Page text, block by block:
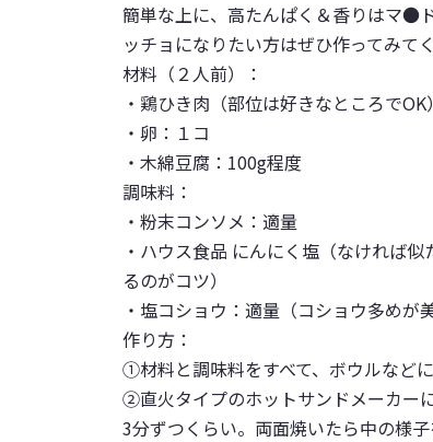
簡単な上に、高たんぱく＆香りはマ●
ッチョになりたい方はぜひ作ってみて
材料（２人前）：
・鶏ひき肉（部位は好きなところでOK
・卵：１コ
・木綿豆腐：100g程度
調味料：
・粉末コンソメ：適量
・ハウス食品 にんにく塩（なければ
るのがコツ）
・塩コショウ：適量（コショウ多めが
作り方：
①材料と調味料をすべて、ボウルなどに
②直火タイプのホットサンドメーカー
3分ずつくらい。両面焼いたら中の様子